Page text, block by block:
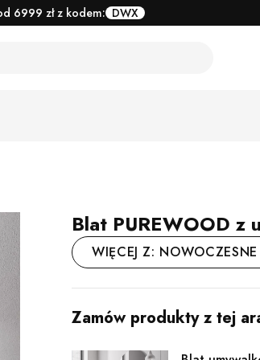
6999 zł z kodem: DWX
Blat PUREWOOD z
WIĘCEJ Z:
Zamów produkty z tej